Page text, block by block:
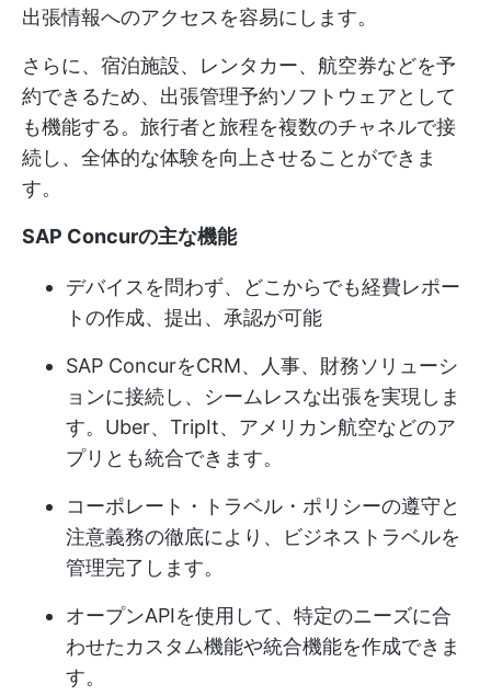
出張情報へのアクセスを容易にします。
さらに、宿泊施設、レンタカー、航空券などを予
約できるため、出張管理予約ソフトウェアとして
も機能する。旅行者と旅程を複数のチャネルで接
続し、全体的な体験を向上させることができま
す。
SAP Concurの主な機能
デバイスを問わず、どこからでも経費レポー
トの作成、提出、承認が可能
SAP ConcurをCRM、人事、財務ソリューシ
ョンに接続し、シームレスな出張を実現しま
す。Uber、TripIt、アメリカン航空などのア
プリとも統合できます。
コーポレート・トラベル・ポリシーの遵守と
注意義務の徹底により、ビジネストラベルを
管理完了します。
オープンAPIを使用して、特定のニーズに合
わせたカスタム機能や統合機能を作成できま
す。